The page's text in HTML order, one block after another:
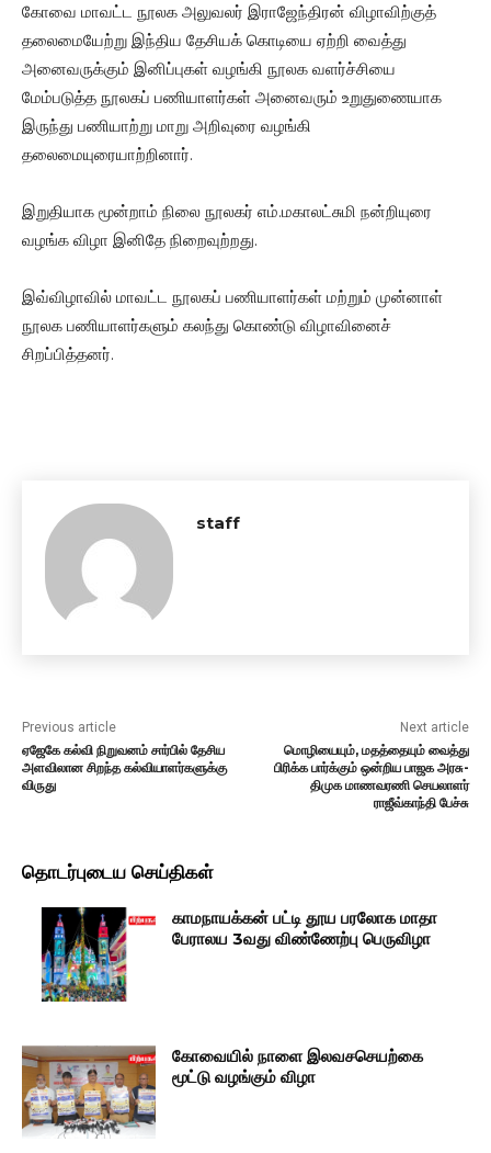
கோவை மாவட்ட நூலக அலுவலர் இராஜேந்திரன் விழாவிற்குத்
தலைமையேற்று இந்திய தேசியக் கொடியை ஏற்றி வைத்து
அனைவருக்கும் இனிப்புகள் வழங்கி நூலக வளர்ச்சியை
மேம்படுத்த நூலகப் பணியாளர்கள் அனைவரும் உறுதுணையாக
இருந்து பணியாற்று மாறு அறிவுரை வழங்கி
தலைமையுரையாற்றினார்.
இறுதியாக மூன்றாம் நிலை நூலகர் எம்.மகாலட்சுமி நன்றியுரை
வழங்க விழா இனிதே நிறைவுற்றது.
இவ்விழாவில் மாவட்ட நூலகப் பணியாளர்கள் மற்றும் முன்னாள்
நூலக பணியாளர்களும் கலந்து கொண்டு விழாவினைச்
சிறப்பித்தனர்.
staff
Previous article
ஏஜேகே கல்வி நிறுவனம் சார்பில் தேசிய
அளவிலான சிறந்த கல்வியாளர்களுக்கு
விருது
Next article
மொழியையும், மதத்தையும் வைத்து
பிரிக்க பார்க்கும் ஒன்றிய பாஜக அரசு-
திமுக மாணவரணி செயலாளர்
ராஜீவ்காந்தி பேச்சு
தொடர்புடைய செய்திகள்
காமநாயக்கன் பட்டி தூய பரலோக மாதா
பேராலய 3வது விண்ணேற்பு பெருவிழா
கோவையில் நாளை இலவசசெயற்கை
மூட்டு வழங்கும் விழா